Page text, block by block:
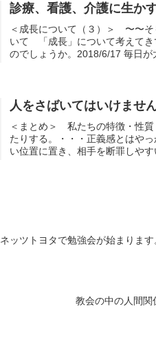
診療、看護、介護に生か
＜成長について（３）＞ 〜〜
いて 「成長」について考えてき
のでしょうか。2018/6/17 毎日が
人をさばいてはいけませ
＜まとめ＞ 私たちの特徴・
たりする。・・・正義感とはや
い位置に置き、相手を断罪しや
ネッツトヨタで勉強会が始まります
教会の中の人間関